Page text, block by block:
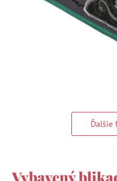
Ďalšie
Vybavený